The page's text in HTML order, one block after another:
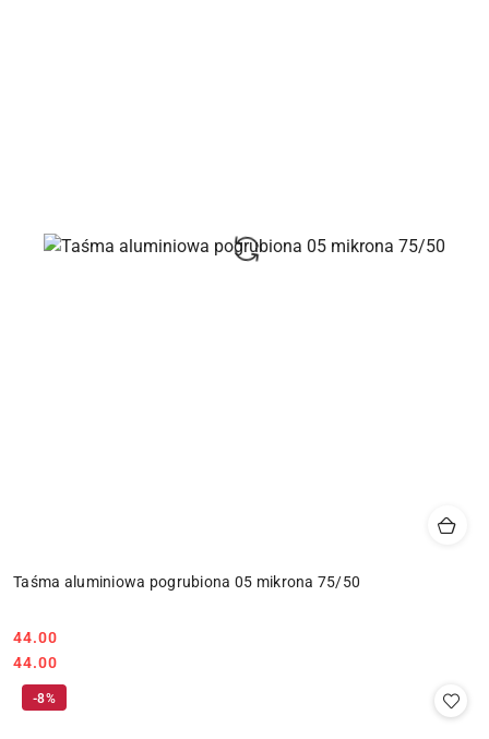
Taśma aluminiowa pogrubiona 05 mikrona 75/50
Cena:
44.00
Cena:
44.00
-8%